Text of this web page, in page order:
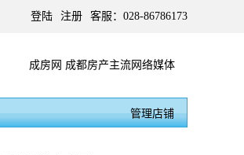
登陆 注册 客服：028-86786173
成房网 成都房产主流网络媒体
管理店铺